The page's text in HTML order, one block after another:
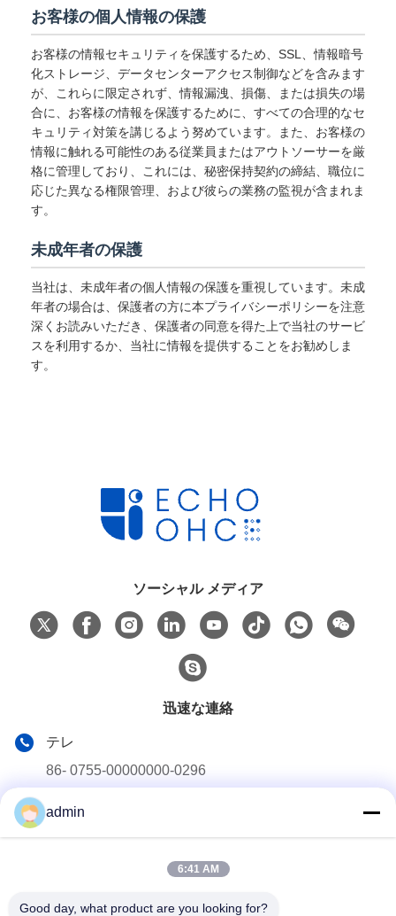
お客様の個人情報の保護
お客様の情報セキュリティを保護するため、SSL、情報暗号
化ストレージ、データセンターアクセス制御などを含みます
が、これらに限定されず、情報漏洩、損傷、または損失の場
合に、お客様の情報を保護するために、すべての合理的なセ
キュリティ対策を講じるよう努めています。また、お客様の
情報に触れる可能性のある従業員またはアウトソーサーを厳
格に管理しており、これには、秘密保持契約の締結、職位に
応じた異なる権限管理、および彼らの業務の監視が含まれま
す。
未成年者の保護
当社は、未成年者の個人情報の保護を重視しています。未成
年者の場合は、保護者の方に本プライバシーポリシーを注意
深くお読みいただき、保護者の同意を得た上で当社のサービ
スを利用するか、当社に情報を提供することをお勧めしま
す。
ソーシャル メディア
迅速な連絡
テレ
86- 0755-00000000-0296
メール
省
admin
6:41 AM
Good day, what product are you looking for?